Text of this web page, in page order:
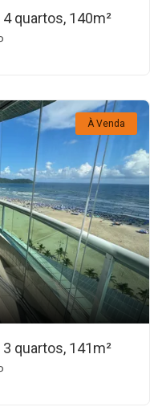
quartos, 140m²
À Venda
quartos, 141m²